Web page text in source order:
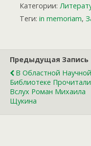
Категории:
Теги: in memoriam,
Предыдущая Запись
В Областной Научной
Библиотеке Прочитали
Вслух Роман Михаила
Щукина